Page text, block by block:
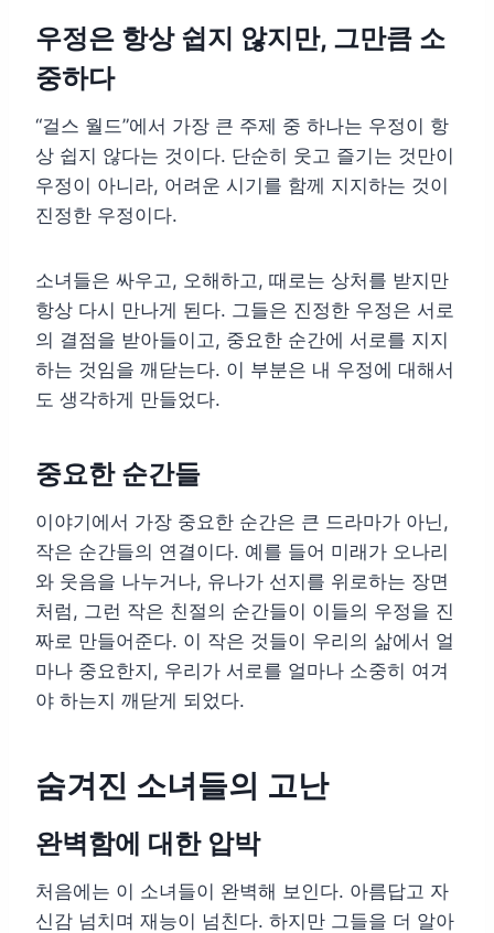
우정은 항상 쉽지 않지만, 그만큼 소
중하다
“걸스 월드”에서 가장 큰 주제 중 하나는 우정이 항
상 쉽지 않다는 것이다. 단순히 웃고 즐기는 것만이
우정이 아니라, 어려운 시기를 함께 지지하는 것이
진정한 우정이다.
소녀들은 싸우고, 오해하고, 때로는 상처를 받지만
항상 다시 만나게 된다. 그들은 진정한 우정은 서로
의 결점을 받아들이고, 중요한 순간에 서로를 지지
하는 것임을 깨닫는다. 이 부분은 내 우정에 대해서
도 생각하게 만들었다.
중요한 순간들
이야기에서 가장 중요한 순간은 큰 드라마가 아닌,
작은 순간들의 연결이다. 예를 들어 미래가 오나리
와 웃음을 나누거나, 유나가 선지를 위로하는 장면
처럼, 그런 작은 친절의 순간들이 이들의 우정을 진
짜로 만들어준다. 이 작은 것들이 우리의 삶에서 얼
마나 중요한지, 우리가 서로를 얼마나 소중히 여겨
야 하는지 깨닫게 되었다.
숨겨진 소녀들의 고난
완벽함에 대한 압박
처음에는 이 소녀들이 완벽해 보인다. 아름답고 자
신감 넘치며 재능이 넘친다. 하지만 그들을 더 알아